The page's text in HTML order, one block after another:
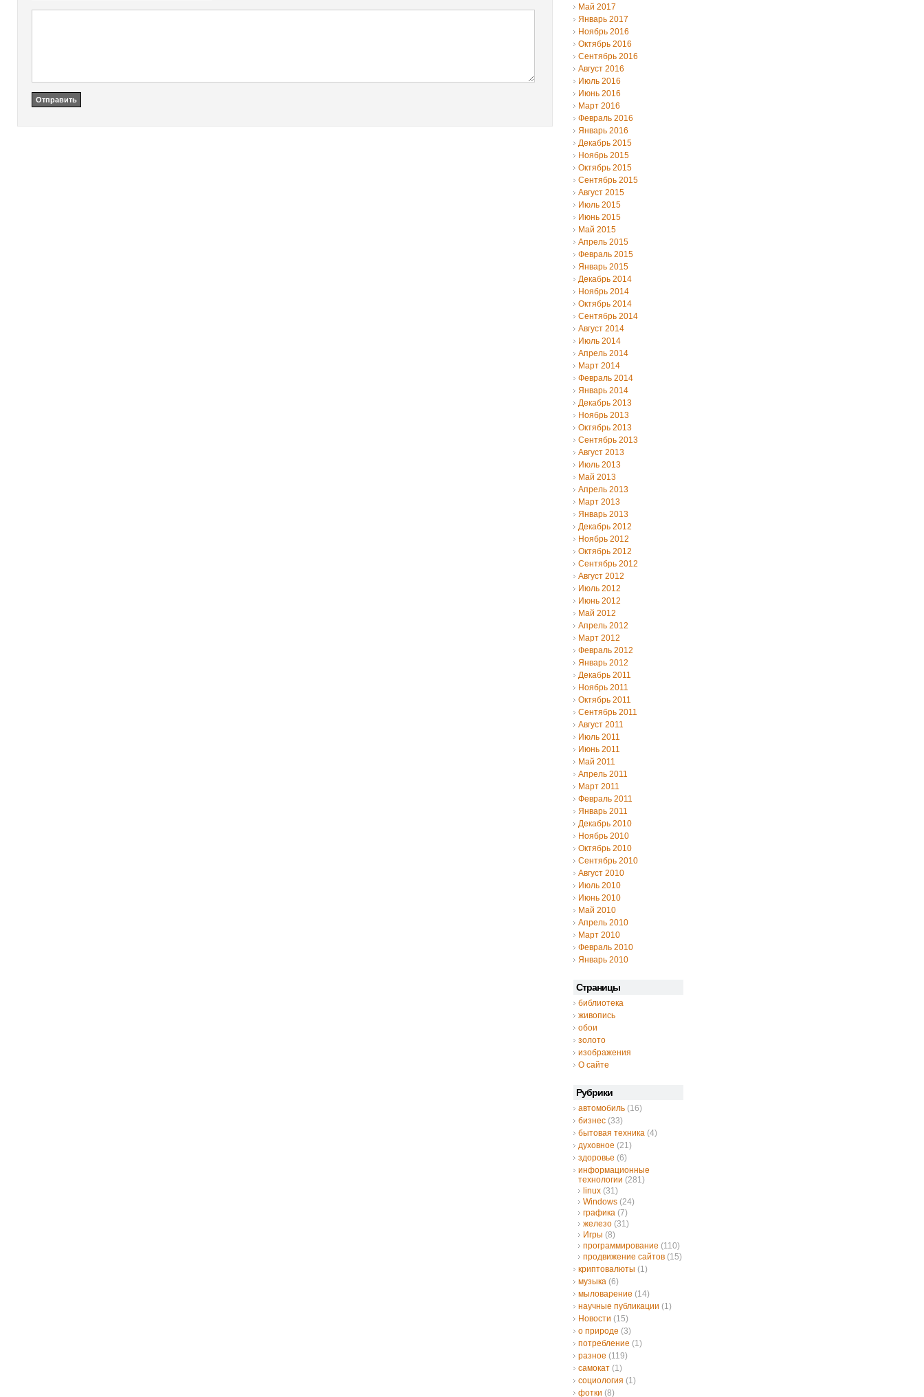
Май 2017
Январь 2017
Ноябрь 2016
Октябрь 2016
Сентябрь 2016
Август 2016
Июль 2016
Июнь 2016
Март 2016
Февраль 2016
Январь 2016
Декабрь 2015
Ноябрь 2015
Октябрь 2015
Сентябрь 2015
Август 2015
Июль 2015
Июнь 2015
Май 2015
Апрель 2015
Февраль 2015
Январь 2015
Декабрь 2014
Ноябрь 2014
Октябрь 2014
Сентябрь 2014
Август 2014
Июль 2014
Апрель 2014
Март 2014
Февраль 2014
Январь 2014
Декабрь 2013
Ноябрь 2013
Октябрь 2013
Сентябрь 2013
Август 2013
Июль 2013
Май 2013
Апрель 2013
Март 2013
Январь 2013
Декабрь 2012
Ноябрь 2012
Октябрь 2012
Сентябрь 2012
Август 2012
Июль 2012
Июнь 2012
Май 2012
Апрель 2012
Март 2012
Февраль 2012
Январь 2012
Декабрь 2011
Ноябрь 2011
Октябрь 2011
Сентябрь 2011
Август 2011
Июль 2011
Июнь 2011
Май 2011
Апрель 2011
Март 2011
Февраль 2011
Январь 2011
Декабрь 2010
Ноябрь 2010
Октябрь 2010
Сентябрь 2010
Август 2010
Июль 2010
Июнь 2010
Май 2010
Апрель 2010
Март 2010
Февраль 2010
Январь 2010
Страницы
библиотека
живопись
обои
золото
изображения
О сайте
Рубрики
автомобиль (16)
бизнес (33)
бытовая техника (4)
духовное (21)
здоровье (6)
информационные
технологии (281)
linux (31)
Windows (24)
графика (7)
железо (31)
Игры (8)
программирование (110)
продвижение сайтов (15)
криптовалюты (1)
музыка (6)
мыловарение (14)
научные публикации (1)
Новости (15)
о природе (3)
потребление (1)
разное (119)
самокат (1)
социология (1)
фотки (8)